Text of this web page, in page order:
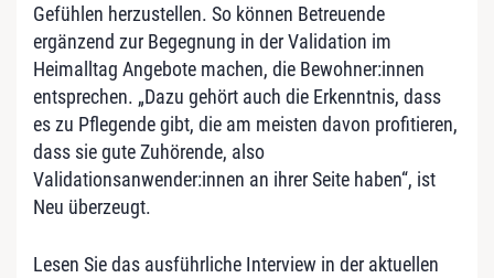
Gefühlen herzustellen. So können Betreuende
ergänzend zur Begegnung in der Validation im
Heimalltag Angebote machen, die Bewohner:innen
entsprechen. „Dazu gehört auch die Erkenntnis, dass
es zu Pflegende gibt, die am meisten davon profitieren,
dass sie gute Zuhörende, also
Validationsanwender:innen an ihrer Seite haben“, ist
Neu überzeugt.
Lesen Sie das ausführliche Interview in der aktuellen